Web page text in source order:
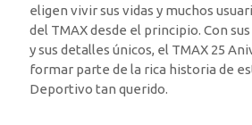
eligen vivir sus vidas y muchos
del TMAX desde el principio. Con
y sus detalles únicos, el TMAX 25
formar parte de la rica historia de
Deportivo tan querido.